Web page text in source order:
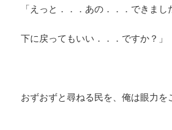
「えっと．．．あの．．．できまし
下に戻ってもいい．．．ですか？」
おずおずと尋ねる民を、俺は眼力を